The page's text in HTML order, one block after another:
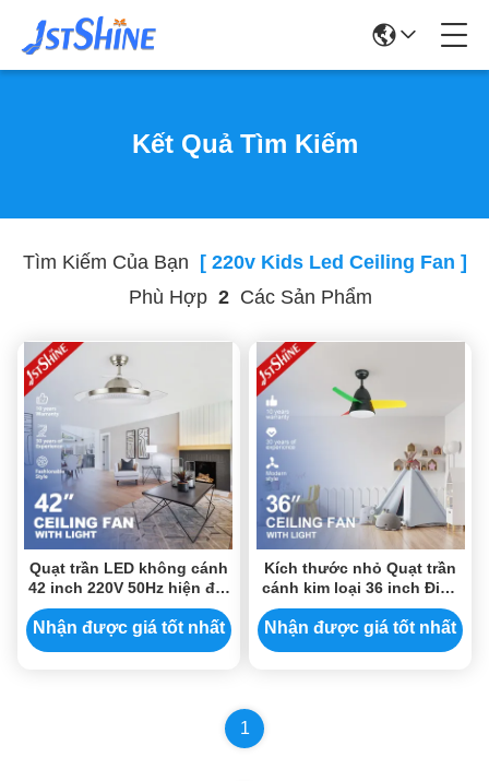
Kết Quả Tìm Kiếm
Tìm Kiếm Của Bạn [ 220v Kids Led Ceiling Fan ]
Phù Hợp 2Các Sản Phẩm
Quạt trần LED không cánh
42 inch 220V 50Hz hiện đại
cho phòng ngủ
Nhận được giá tốt nhất
Kích thước nhỏ Quạt trần
cánh kim loại 36 inch Điện
3 CLR Độ sáng
Nhận được giá tốt nhất
1